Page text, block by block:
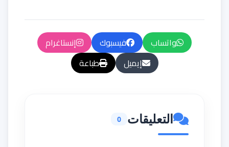
واتساب فيسبوك
إنستاغرام
إيميل
طباعة
التعليقات 0